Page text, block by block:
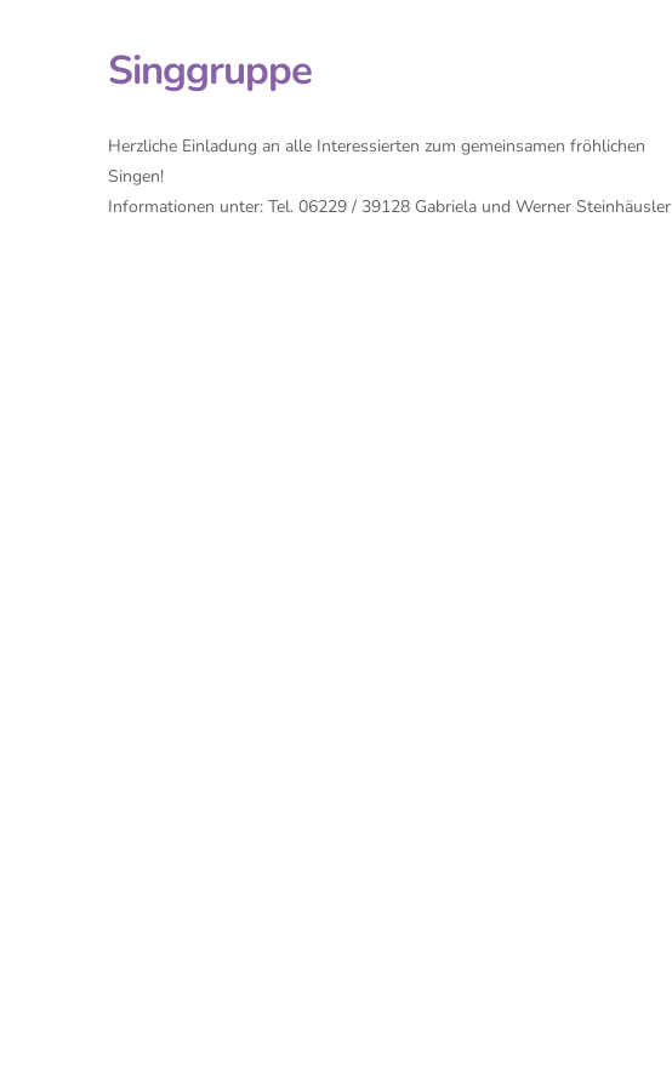
Singgruppe
Herzliche Einladung an alle Interessierten zum gemeinsamen fröhlichen
Singen!
Informationen unter: Tel. 06229 / 39128 Gabriela und Werner Steinhäusler